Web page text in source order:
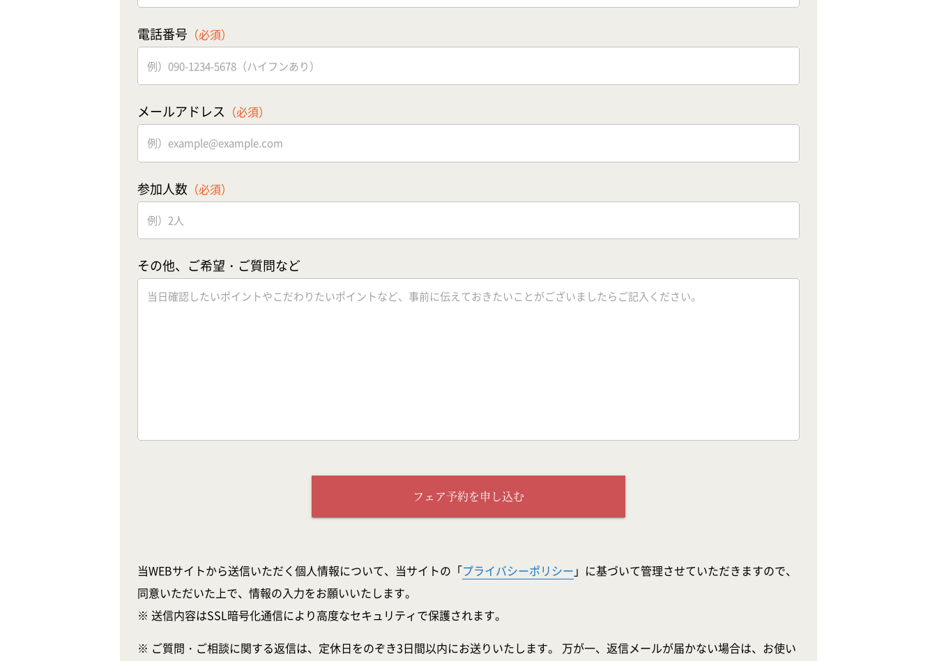
電話番号 （必須）
メールアドレス （必須）
参加人数 （必須）
その他、ご希望・ご質問など
フェア予約を申し込む
当WEBサイトから送信いただく個人情報について、当サイトの「プライバシーポリシー 」に基づいて管理させていただきますので、
同意いただいた上で、情報の入力をお願いいたします。
※ 送信内容はSSL暗号化通信により高度なセキュリティで保護されます。
※ ご質問・ご相談に関する返信は、定休日をのぞき3日間以内にお送りいたします。 万が一、返信メールが届かない場合は、お使い